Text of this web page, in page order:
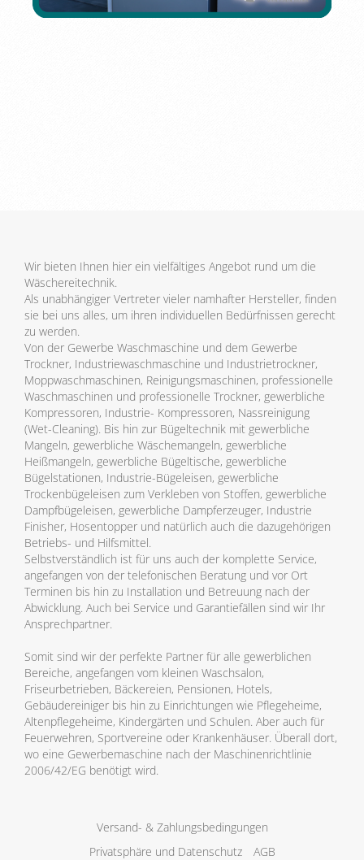
Wir bieten Ihnen hier ein vielfältiges Angebot rund um die
Wäschereitechnik.
Als unabhängiger Vertreter vieler namhafter Hersteller, finden
sie bei uns alles, um ihren individuellen Bedürfnissen gerecht
zu werden.
Von der Gewerbe Waschmaschine und dem Gewerbe
Trockner, Industriewaschmaschine und Industrietrockner,
Moppwaschmaschinen, Reinigungsmaschinen, professionelle
Waschmaschinen und professionelle Trockner, gewerbliche
Kompressoren, Industrie- Kompressoren, Nassreinigung
(Wet-Cleaning). Bis hin zur Bügeltechnik mit gewerbliche
Mangeln, gewerbliche Wäschemangeln, gewerbliche
Heißmangeln, gewerbliche Bügeltische, gewerbliche
Bügelstationen, Industrie-Bügeleisen, gewerbliche
Trockenbügeleisen zum Verkleben von Stoffen, gewerbliche
Dampfbügeleisen, gewerbliche Dampferzeuger, Industrie
Finisher, Hosentopper und natürlich auch die dazugehörigen
Betriebs- und Hilfsmittel.
Selbstverständlich ist für uns auch der komplette Service,
angefangen von der telefonischen Beratung und vor Ort
Terminen bis hin zu Installation und Betreuung nach der
Abwicklung. Auch bei Service und Garantiefällen sind wir Ihr
Ansprechpartner.
Somit sind wir der perfekte Partner für alle gewerblichen
Bereiche, angefangen vom kleinen Waschsalon,
Friseurbetrieben, Bäckereien, Pensionen, Hotels,
Gebäudereiniger bis hin zu Einrichtungen wie Pflegeheime,
Altenpflegeheime, Kindergärten und Schulen. Aber auch für
Feuerwehren, Sportvereine oder Krankenhäuser. Überall dort,
wo eine Gewerbemaschine nach der Maschinenrichtlinie
2006/42/EG benötigt wird.
Versand- & Zahlungsbedingungen
Privatsphäre und Datenschutz
AGB